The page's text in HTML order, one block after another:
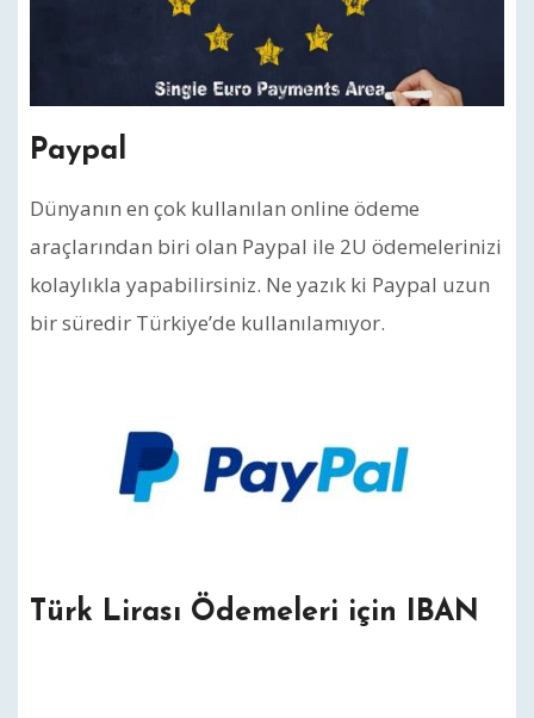
Paypal
Dünyanın en çok kullanılan online ödeme
araçlarından biri olan Paypal ile 2U ödemelerinizi
kolaylıkla yapabilirsiniz. Ne yazık ki Paypal uzun
bir süredir Türkiye’de kullanılamıyor.
Türk Lirası Ödemeleri için IBAN